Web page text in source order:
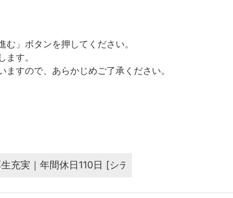
」ボタンを押してください。
す。
すので、あらかじめご了承ください。